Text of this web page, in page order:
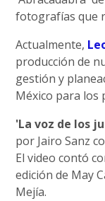
fotografías que
Actualmente,
producción de
gestión y
México para los
'La voz de los
por Jairo Sanz
El video contó
edición de May
Mejía.